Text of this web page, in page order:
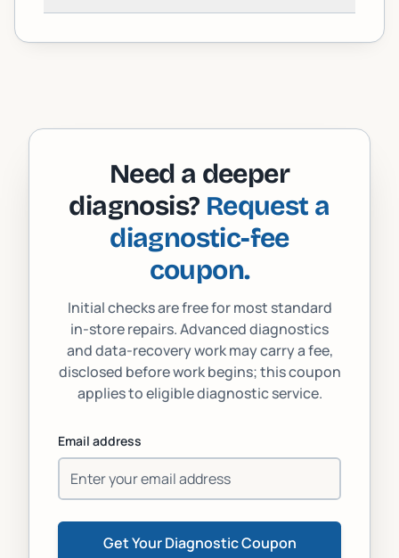
Need a deeper
diagnosis? Request a
diagnostic-fee
coupon.
Initial checks are free for most standard
in-store repairs. Advanced diagnostics
and data-recovery work may carry a fee,
disclosed before work begins; this coupon
applies to eligible diagnostic service.
Email address
Get Your Diagnostic Coupon